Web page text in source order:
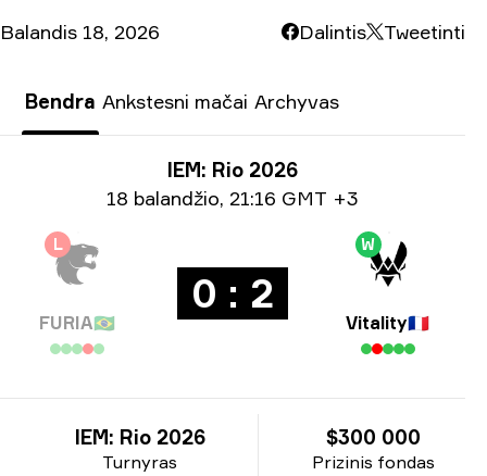
Balandis 18, 2026 Dalintis Tweetinti
Bendra Ankstesni mačai Archyvas
Turnyro informacijaIEM: Rio 2026
Informacija apie datą
18 balandžio, 21:16 GMT +3
L
FURIA🇧🇷
0 : 2
W
Vitality🇫🇷
Turnyras
IEM: Rio 2026
Prizinis fondas
$300 000